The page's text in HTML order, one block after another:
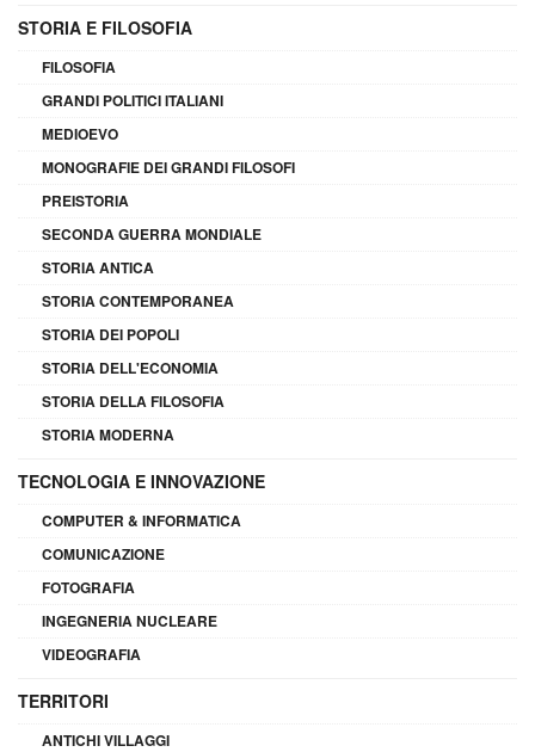
STORIA E FILOSOFIA
FILOSOFIA
GRANDI POLITICI ITALIANI
MEDIOEVO
MONOGRAFIE DEI GRANDI FILOSOFI
PREISTORIA
SECONDA GUERRA MONDIALE
STORIA ANTICA
STORIA CONTEMPORANEA
STORIA DEI POPOLI
STORIA DELL'ECONOMIA
STORIA DELLA FILOSOFIA
STORIA MODERNA
TECNOLOGIA E INNOVAZIONE
COMPUTER & INFORMATICA
COMUNICAZIONE
FOTOGRAFIA
INGEGNERIA NUCLEARE
VIDEOGRAFIA
TERRITORI
ANTICHI VILLAGGI